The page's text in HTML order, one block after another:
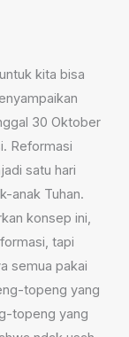
kita bisa
30 Oktober
Reformasi
satu hari
anak Tuhan.
konsep ini,
tapi
semua pakai
topeng yang
topeng yang